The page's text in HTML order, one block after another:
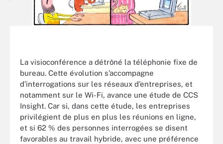
La visioconférence a détrôné la téléphonie fixe de
bureau. Cette évolution s’accompagne
d’interrogations sur les réseaux d’entreprises, et
notamment sur le Wi-Fi, avance une étude de CCS
Insight. Car si, dans cette étude, les entreprises
privilégient de plus en plus les réunions en ligne,
et si 62 % des personnes interrogées se disent
favorables au travail hybride, avec une préférence